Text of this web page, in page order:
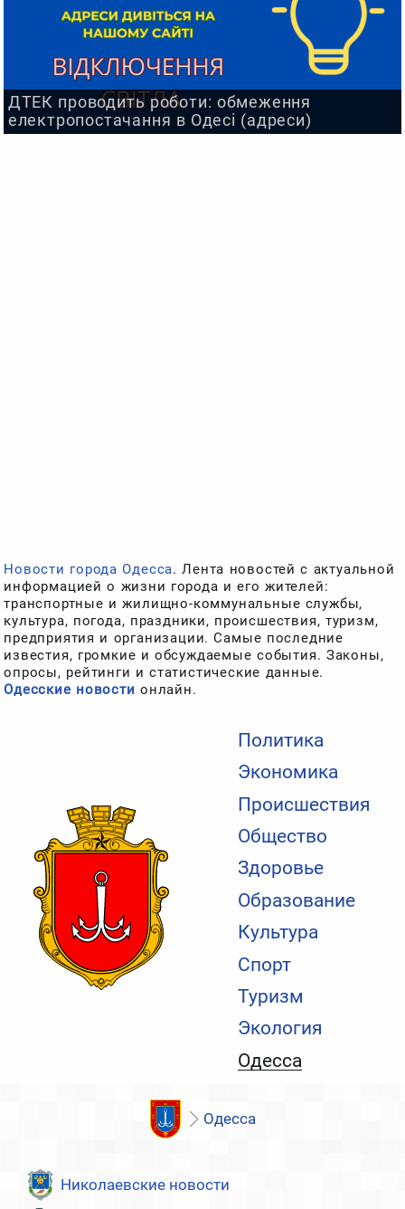
Политика
Экономика
Происшествия
Общество
Здоровье
Образование
Культура
Спорт
Туризм
Экология
Одесса
ДТЕК проводить роботи: обмеження
електропостачання в Одесі (адреси)
Новости города Одесса. Лента новостей с актуальной
информацией о жизни города и его жителей:
транспортные и жилищно-коммунальные службы,
культура, погода, праздники, происшествия, туризм,
предприятия и организации. Самые последние
известия, громкие и обсуждаемые события. Законы,
опросы, рейтинги и статистические данные.
Одесские новости онлайн.
Одесса
Николаевские новости